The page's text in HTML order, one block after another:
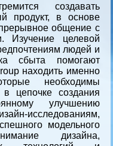
создавать
продукт, в основе
общение с
Изучение целевой
людей и
сбыта помогают
находить именно
необходимы
цепочке создания
улучшению
исследованиям,
модельного
дизайна,